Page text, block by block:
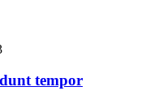
tempor